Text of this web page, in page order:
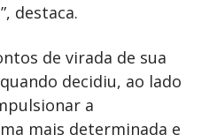
destaca.
de virada de sua
decidiu, ao lado
a
mais determinada e